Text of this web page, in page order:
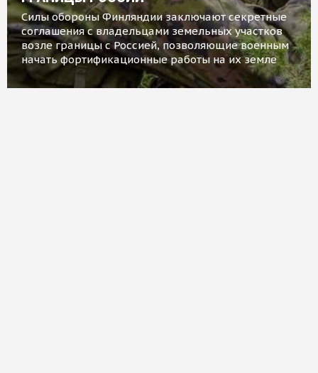
Силы обороны Финляндии заключают секретные
соглашения с владельцами земельных участков
возле границы с Россией, позволяющие военным
начать фортификационные работы на их земле